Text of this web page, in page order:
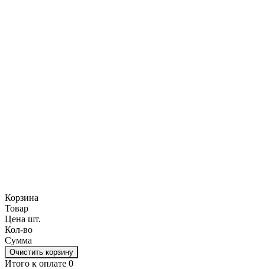
Корзина
Товар
Цена шт.
Кол-во
Сумма
Очистить корзину
Итого к оплате 0